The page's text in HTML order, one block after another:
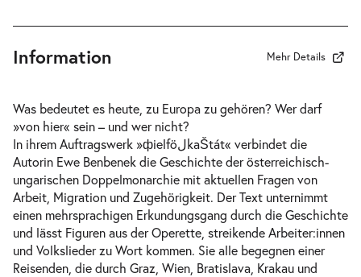
ФielföلkaŠtát-
Sa.
10.10.2026
Sa. 10.10.2026
20:00 Uhr
Tickets
ФielföلkaŠtát-
Information Mehr Details
Was bedeutet es heute, zu Europa zu gehören? Wer darf
»von hier« sein – und wer nicht?
In ihrem Auftragswerk »фielföلkaŠtát« verbindet die
Autorin Ewe Benbenek die Geschichte der österreichisch-
ungarischen Doppelmonarchie mit aktuellen Fragen von
Arbeit, Migration und Zugehörigkeit. Der Text unternimmt
einen mehrsprachigen Erkundungsgang durch die Geschichte
und lässt Figuren aus der Operette, streikende Arbeiter:innen
und Volkslieder zu Wort kommen. Sie alle begegnen einer
Reisenden, die durch Graz, Wien, Bratislava, Krakau und